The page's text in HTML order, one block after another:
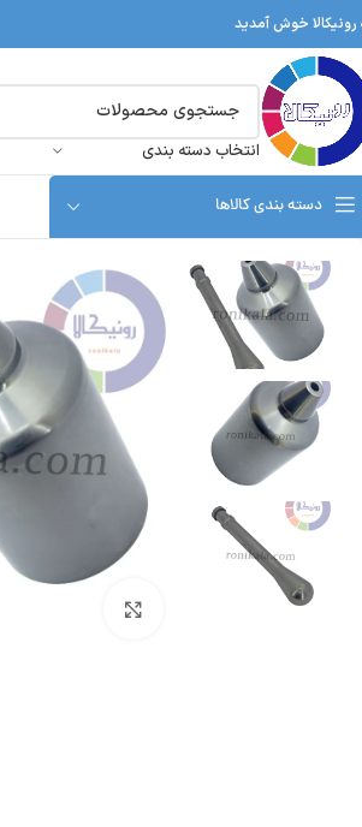
رونیکالا خوش آمدید
انتخاب دسته بندی
دسته بندی کالاها
بزرگنمایی